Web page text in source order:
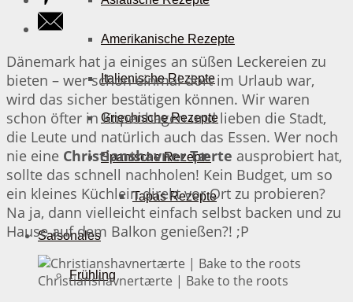
Amerikanische Rezepte
Italienische Rezepte
Griechische Rezepte
Spanische Rezepte
Tapas Rezepte
Saisonales
Frühling
Dänemark hat ja einiges an süßen Leckereien zu
bieten – wer schon einmal dort im Urlaub war,
wird das sicher bestätigen können. Wir waren
schon öfter in Kopenhagen und lieben die Stadt,
die Leute und natürlich auch das Essen. Wer noch
nie eine Christianshavner Tærte ausprobiert hat,
sollte das schnell nachholen! Kein Budget, um so
ein kleines Küchlein direkt vor Ort zu probieren?
Na ja, dann vielleicht einfach selbst backen und zu
Hause auf dem Balkon genießen?! ;P
Christianshavnertærte | Bake to the roots